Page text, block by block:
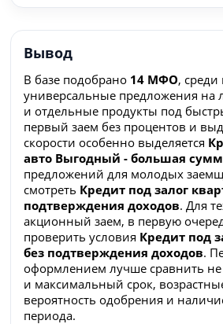
Вывод
В базе подобрано 14 МФО, среди
универсальные предложения на
и отдельные продукты под
первый заем без процентов и
скорости особенно выделяется
авто Выгодный - большая
предложений для молодых
смотреть Кредит под залог
подтверждения доходов. Для
акционный заем, в первую
проверить условия Кредит под
без подтверждения доходов.
оформлением лучше сравнить не
и максимальный срок,
вероятность одобрения и
периода.